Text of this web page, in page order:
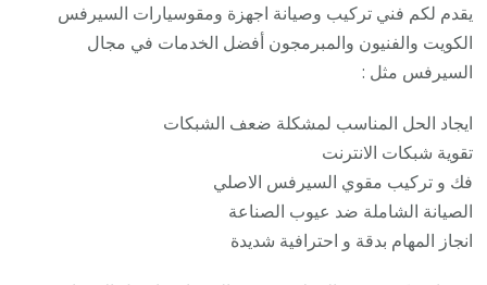
يقدم لكم فني تركيب وصيانة اجهزة ومقوسيارات السيرفس
الكويت والفنيون والمبرمجون أفضل الخدمات في مجال
السيرفس مثل :
ايجاد الحل المناسب لمشكلة ضعف الشبكات
تقوية شبكات الانترنت
فك و تركيب مقوي السيرفس الاصلي
الصيانة الشاملة ضد عيوب الصناعة
انجاز المهام بدقة و احترافية شديدة